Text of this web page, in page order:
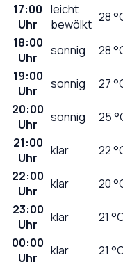
17:00
Uhr
leicht
bewölkt 28
18:00
Uhr
sonnig 28
19:00
Uhr
sonnig 27
20:00
Uhr
sonnig 25
21:00
Uhr
klar 22
22:00
Uhr
klar 20
23:00
Uhr
klar 21
00:00
Uhr
klar 21